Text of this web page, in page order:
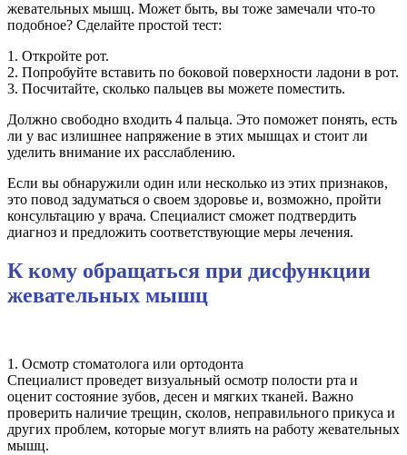
жевательных мышц. Может быть, вы тоже замечали что-то
подобное? Сделайте простой тест:
1. Откройте рот.
2. Попробуйте вставить по боковой поверхности ладони в рот.
3. Посчитайте, сколько пальцев вы можете поместить.
Должно свободно входить 4 пальца. Это поможет понять, есть
ли у вас излишнее напряжение в этих мышцах и стоит ли
уделить внимание их расслаблению.
Если вы обнаружили один или несколько из этих признаков,
это повод задуматься о своем здоровье и, возможно, пройти
консультацию у врача. Специалист сможет подтвердить
диагноз и предложить соответствующие меры лечения.
К кому обращаться при дисфункции
жевательных мышц
1. Осмотр стоматолога или ортодонта
Специалист проведет визуальный осмотр полости рта и
оценит состояние зубов, десен и мягких тканей. Важно
проверить наличие трещин, сколов, неправильного прикуса и
других проблем, которые могут влиять на работу жевательных
мышц.